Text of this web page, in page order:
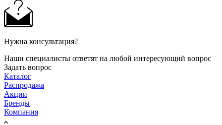
Нужна консультация?
Наши специалисты ответят на любой интересующий вопрос
Задать вопрос
Каталог
Распродажа
Акции
Бренды
Компания